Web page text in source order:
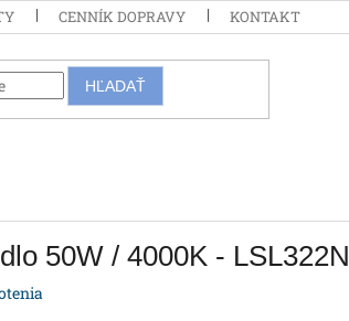
CENNÍK DOPRAVY KONTAKT
HĽADAŤ
50W / 4000K - LSL322N